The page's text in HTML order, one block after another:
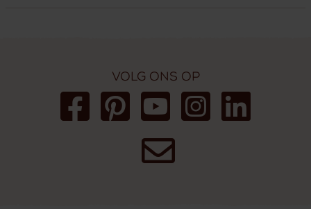
Volg ons op